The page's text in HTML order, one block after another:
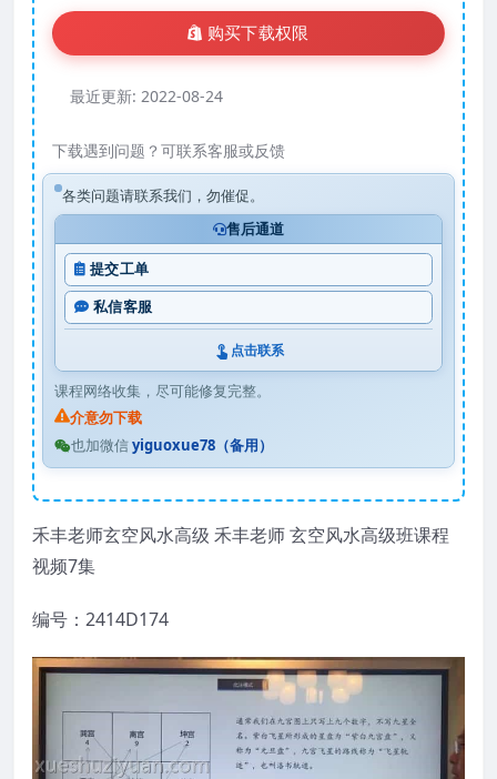
购买下载权限
最近更新: 2022-08-24
下载遇到问题？可联系客服或反馈
各类问题请联系我们，勿催促。
售后通道
提交工单
私信客服
点击联系
课程网络收集，尽可能修复完整。
介意勿下载
也加微信yiguoxue78（备用）
禾丰老师玄空风水高级 禾丰老师 玄空风水高级班课程
视频7集
编号：2414D174